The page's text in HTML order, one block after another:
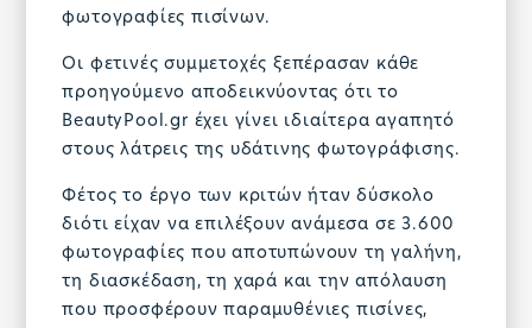
φωτογραφίες πισίνων.
Οι φετινές συμμετοχές ξεπέρασαν κάθε
προηγούμενο αποδεικνύοντας ότι το
BeautyPool.gr έχει γίνει ιδιαίτερα αγαπητό
στους λάτρεις της υδάτινης φωτογράφισης.
Φέτος το έργο των κριτών ήταν δύσκολο
διότι είχαν να επιλέξουν ανάμεσα σε 3.600
φωτογραφίες που αποτυπώνουν τη γαλήνη,
τη διασκέδαση, τη χαρά και την απόλαυση
που προσφέρουν παραμυθένιες πισίνες,